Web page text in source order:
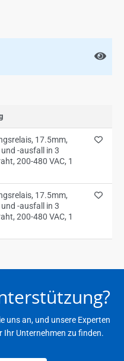
17.5mm,
-ausfall in 3
200-480 VAC, 1
17.5mm,
-ausfall in 3
200-480 VAC, 1
uns an, und unsere Experten
Ihr Unternehmen zu finden.